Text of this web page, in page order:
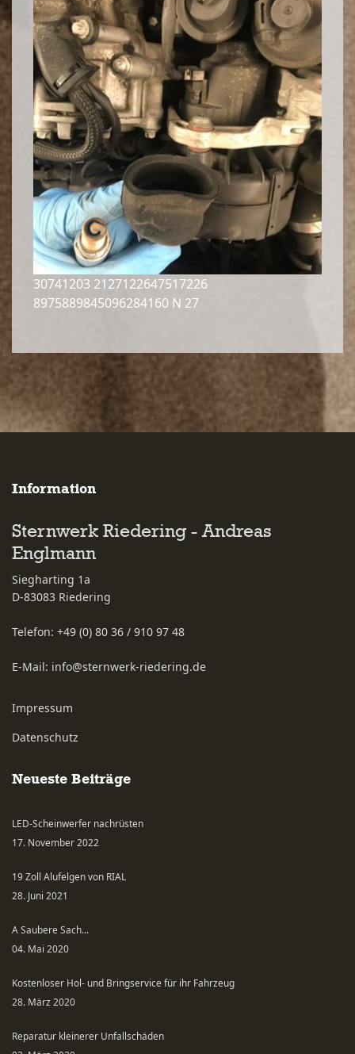
30741203 2127122647517226
8975889845096284160 N 27
Information
Sternwerk Riedering - Andreas
Englmann
Siegharting 1a
D-83083 Riedering
Telefon: +49 (0) 80 36 / 910 97 48
E-Mail: info@sternwerk-riedering.de
Impressum
Datenschutz
Neueste Beiträge
LED-Scheinwerfer nachrüsten
17. November 2022
19 Zoll Alufelgen von RIAL
28. Juni 2021
A Saubere Sach...
04. Mai 2020
Kostenloser Hol- und Bringservice für ihr Fahrzeug
28. März 2020
Reparatur kleinerer Unfallschäden